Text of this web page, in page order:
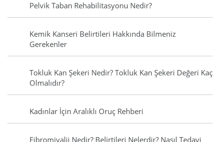
Pelvik Taban Rehabilitasyonu Nedir?
Kemik Kanseri Belirtileri Hakkında Bilmeniz
Gerekenler
Tokluk Kan Şekeri Nedir? Tokluk Kan Şekeri Değeri Kaç
Olmalıdır?
Kadınlar İçin Aralıklı Oruç Rehberi
Fibromiyalji Nedir? Belirtileri Nelerdir? Nasıl Tedavi